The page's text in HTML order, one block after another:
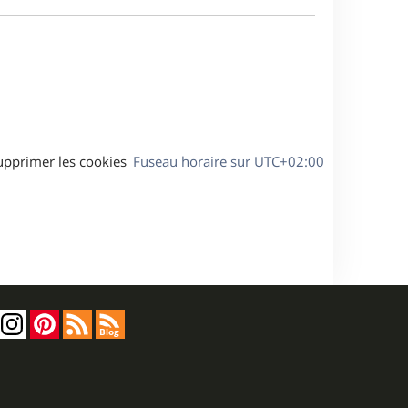
Fuseau horaire sur UTC+02:00
les cookies